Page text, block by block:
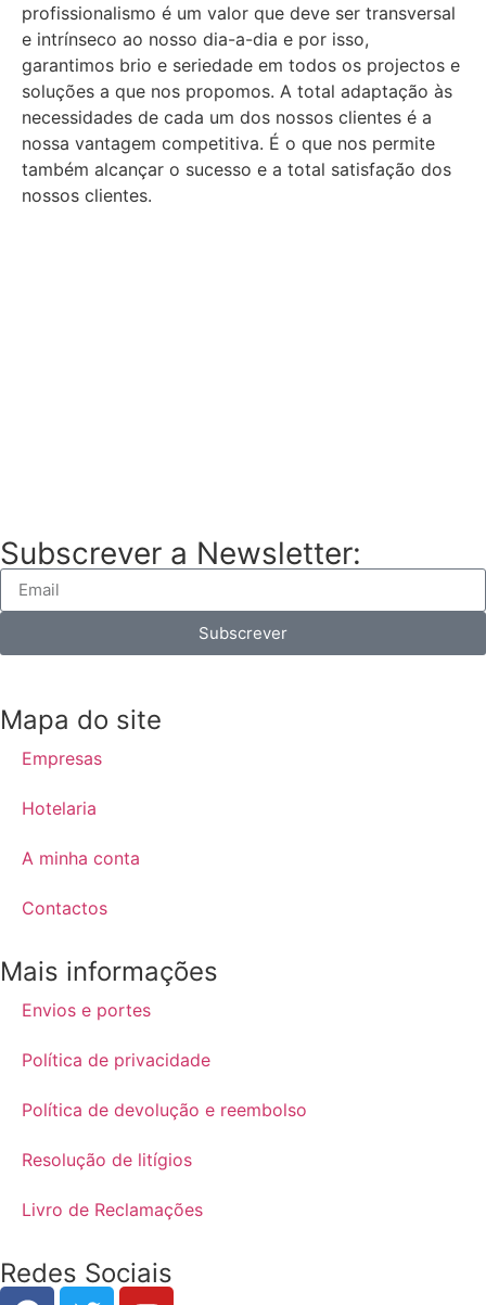
profissionalismo é um valor que deve ser transversal
e intrínseco ao nosso dia-a-dia e por isso,
garantimos brio e seriedade em todos os projectos e
soluções a que nos propomos. A total adaptação às
necessidades de cada um dos nossos clientes é a
nossa vantagem competitiva. É o que nos permite
também alcançar o sucesso e a total satisfação dos
nossos clientes.
Subscrever a Newsletter:
Subscrever
Mapa do site
Empresas
Hotelaria
A minha conta
Contactos
Mais informações
Envios e portes
Política de privacidade
Política de devolução e reembolso
Resolução de litígios
Livro de Reclamações
Redes Sociais